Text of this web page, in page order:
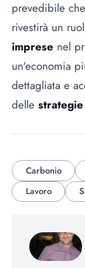
prevedibile
rivestirà un
imprese nel
un'economia
dettagliata e
delle
Carbonio
Lavoro